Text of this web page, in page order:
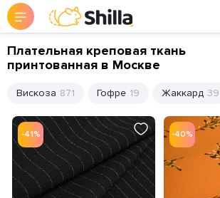
Плательная креповая ткань
принтованная в Москве
Вискоза 871 Гофре 19 Жаккард 39
-41% -40%